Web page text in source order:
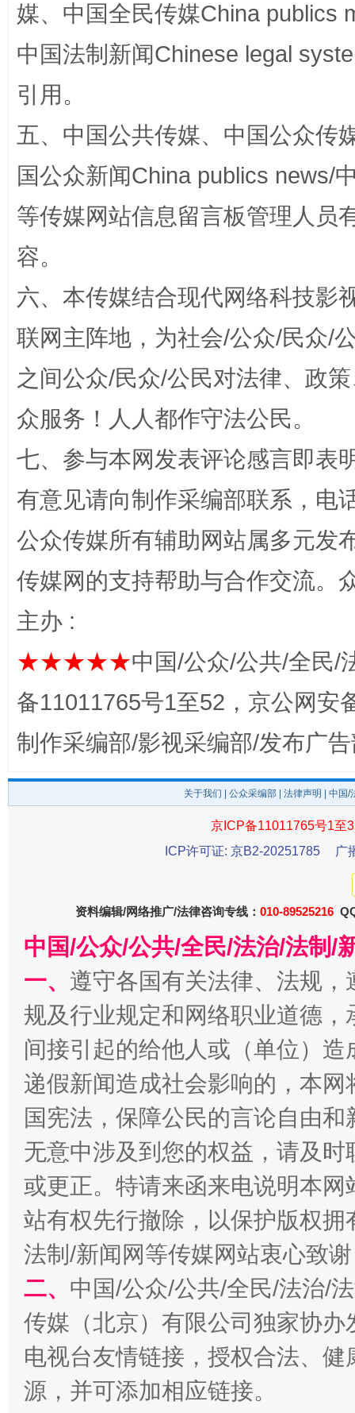
扯下公款旅游的“隐身衣”
完善运行机制助力责任有效落实 一纸欠
东山县通报“牛蛙产品抗生素超标问题” 法
揭开“小金库”的免责幌子
媒、中国全民传媒China publics
中国法制新闻Chinese legal
引用。
五、中国公共传媒、中国公众传
国公众新闻China publics news/
等传媒网站信息留言板管理人员
容。
六、本传媒结合现代网络科技影
联网主阵地，为社会/公众/民众/
之间公众/民众/公民对法律、政
众服务！人人都作守法公民。
七、参与本网发表评论感言即表
有意见请向制作采编部联系，电
公众传媒所有辅助网站属多元发
传媒网的支持帮助与合作交流。
主办 :
★★★★★中国/公众/公共/全民/
备11011765号1至52，京公网安
制作采编部/影视采编部/发布广
关于我们 公众采编部 法律声明 | 中国
京ICP备11011765号1至
ICP许可证: 京B2-20251785
广
资料编辑/网络推广/法律咨询专线： 010-89525216
中国/公众/公共/全民/法治/法制/
一、 遵守各国有关法律、法规
规及行业规定和网络职业道德
间接引起的给他人或（单位）
递假新闻造成社会影响的，本
国宪法，保障公民的言论自由
无意中涉及到您的权益，请及
或更正。特请来函来电说明本
站有权先行撤除，以保护版权
法制/新闻网等传媒网站衷心致
二、 中国/公众/公共/全民/法治/
传媒（北京）有限公司独家协
电视台友情链接，授权合法、
源，并可添加相应链接。